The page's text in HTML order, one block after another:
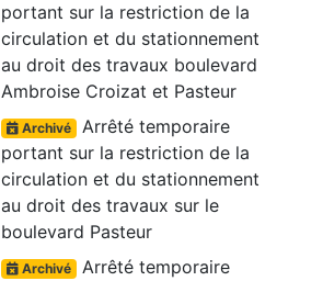
portant sur la restriction de la
circulation et du stationnement
au droit des travaux boulevard
Ambroise Croizat et Pasteur
Archivé Arrêté temporaire
portant sur la restriction de la
circulation et du stationnement
au droit des travaux sur le
boulevard Pasteur
Archivé Arrêté temporaire